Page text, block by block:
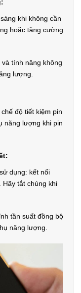
khi không cần
hoặc tăng cường
tính năng không
lượng.
độ tiết kiệm pin
năng lượng khi pin
dụng: kết nối
Hãy tắt chúng khi
tần suất đồng bộ
năng lượng.